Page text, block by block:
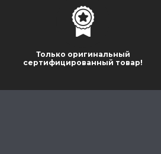
Только оригинальный
сертифицированный товар!